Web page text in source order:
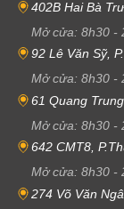
402B Hai Bà
Mở cửa: 8h30 -
92 Lê Văn Sỹ,
Mở cửa: 8h30 -
61 Quang
Mở cửa: 8h30 -
642 CMT8,
Mở cửa: 8h30 -
274 Võ Văn